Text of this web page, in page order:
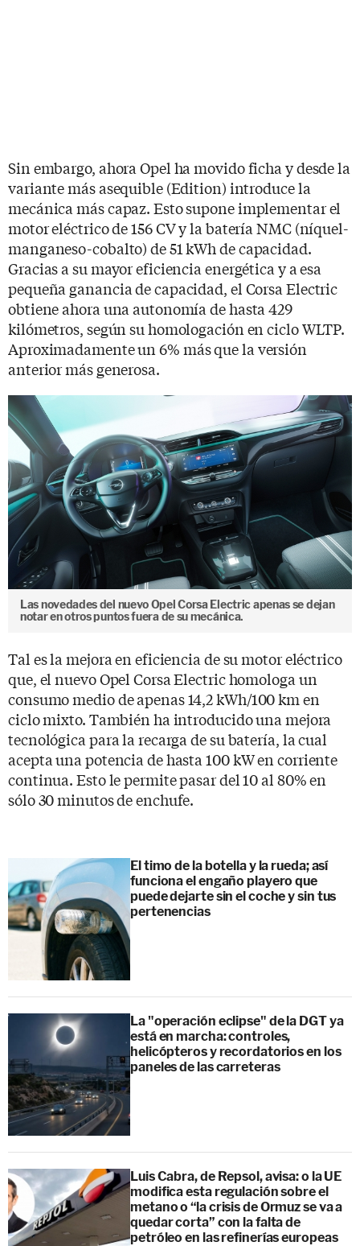
Sin embargo, ahora Opel ha movido ficha y desde la
variante más asequible (Edition) introduce la
mecánica más capaz. Esto supone implementar el
motor eléctrico de 156 CV y la batería NMC (níquel-
manganeso-cobalto) de 51 kWh de capacidad.
Gracias a su mayor eficiencia energética y a esa
pequeña ganancia de capacidad, el Corsa Electric
obtiene ahora una autonomía de hasta 429
kilómetros, según su homologación en ciclo WLTP.
Aproximadamente un 6% más que la versión
anterior más generosa.
Las novedades del nuevo Opel Corsa Electric apenas se dejan
notar en otros puntos fuera de su mecánica.
Tal es la mejora en eficiencia de su motor eléctrico
que, el nuevo Opel Corsa Electric homologa un
consumo medio de apenas 14,2 kWh/100 km en
ciclo mixto. También ha introducido una mejora
tecnológica para la recarga de su batería, la cual
acepta una potencia de hasta 100 kW en corriente
continua. Esto le permite pasar del 10 al 80% en
sólo 30 minutos de enchufe.
El timo de la botella y la rueda; así
funciona el engaño playero que
puede dejarte sin el coche y sin tus
pertenencias
La "operación eclipse" de la DGT ya
está en marcha: controles,
helicópteros y recordatorios en los
paneles de las carreteras
Luis Cabra, de Repsol, avisa: o la UE
modifica esta regulación sobre el
metano o “la crisis de Ormuz se va a
quedar corta” con la falta de
petróleo en las refinerías europeas